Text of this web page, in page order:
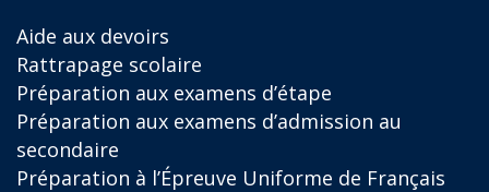
Aide aux devoirs
Rattrapage scolaire
Préparation aux examens d’étape
Préparation aux examens d’admission au
secondaire
Préparation à l’Épreuve Uniforme de Français